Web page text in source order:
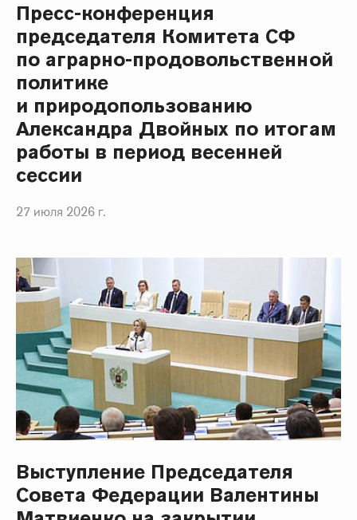
Пресс-конференция
председателя Комитета СФ
по аграрно-продовольственной
политике
и природопользованию
Александра Двойных по итогам
работы в период весенней
сессии
27 июля 2026 г.
Выступление Председателя
Совета Федерации Валентины